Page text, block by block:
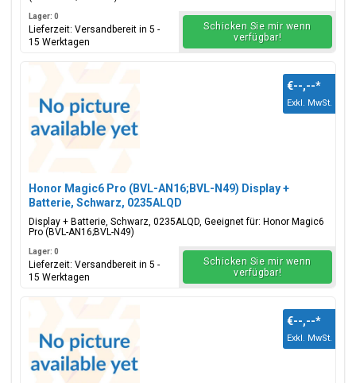
Lager: 0
Lieferzeit: Versandbereit in 5 -
15 Werktagen
Schicken Sie mir wenn
verfügbar!
Honor Magic6 Pro (BVL-AN16;BVL-N49) Display +
Batterie, Schwarz, 0235ALQD
Display + Batterie, Schwarz, 0235ALQD, Geeignet für: Honor Magic6
Pro (BVL-AN16;BVL-N49)
€--,--*
Exkl. MwSt.
Lager: 0
Lieferzeit: Versandbereit in 5 -
15 Werktagen
Schicken Sie mir wenn
verfügbar!
€--,--*
Exkl. MwSt.